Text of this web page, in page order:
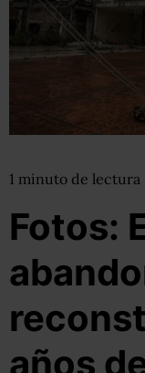
1 minuto de lectura
Fotos:
años